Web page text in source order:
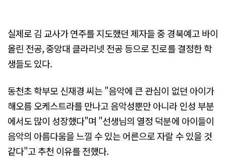
실제로 김 교사가 연주를 지도했던 제자들 중 경북예고 바이
올린 전공, 중앙대 클라리넷 전공 등으로 진로를 결정한 학
생들도 있다.
동천초 학부모 신재경 씨는 "음악에 큰 관심이 없던 아이가
해오름 오케스트라를 만나고 음악성뿐만 아니라 인성 부분
에서도 많이 성장했다"며 "선생님의 열정 덕분에 아이들이
음악의 아름다움을 느낄 수 있는 어른으로 자랄 수 있을 것
같다"고 추천 이유를 전했다.